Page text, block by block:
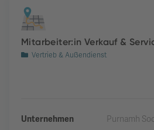
Mitarbeiter:in Verkauf &
Vertrieb & Außendienst
Unternehmen
Purnamh